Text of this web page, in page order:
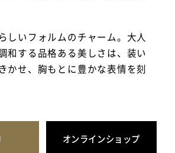
しいフォルムのチャーム。大人
和する品格ある美しさは、装い
かせ、胸もとに豊かな表情を刻
オンラインショップ